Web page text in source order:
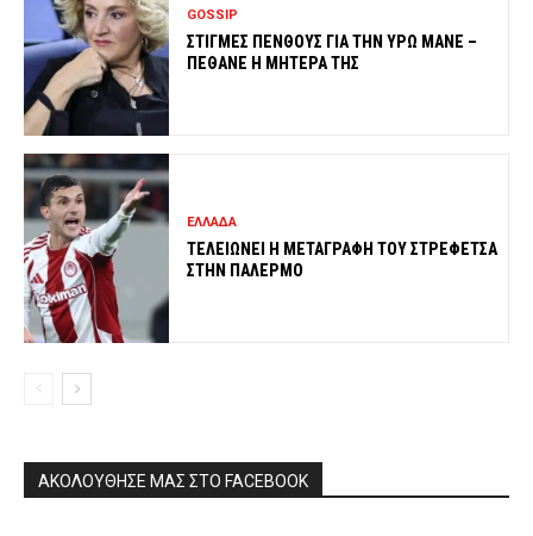
GOSSIP
ΣΤΙΓΜΕΣ ΠΕΝΘΟΥΣ ΓΙΑ ΤΗΝ ΥΡΩ ΜΑΝΕ –
ΠΕΘΑΝΕ Η ΜΗΤΕΡΑ ΤΗΣ
ΕΛΛΑΔΑ
ΤΕΛΕΙΩΝΕΙ Η ΜΕΤΑΓΡΑΦΗ ΤΟΥ ΣΤΡΕΦΕΤΣΑ
ΣΤΗΝ ΠΑΛΕΡΜΟ
ΑΚΟΛΟΥΘΗΣΕ ΜΑΣ ΣΤΟ FACEBOOK